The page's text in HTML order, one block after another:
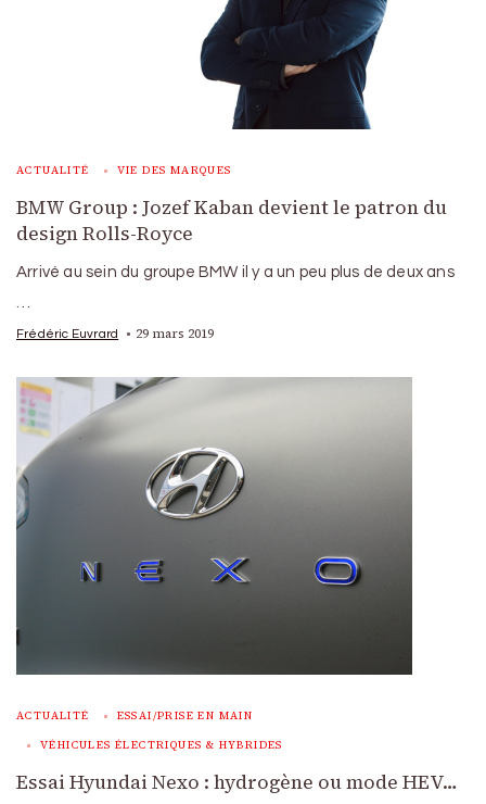
ACTUALITÉ VIE DES MARQUES
BMW Group : Jozef Kaban devient le patron du
design Rolls-Royce
Arrivé au sein du groupe BMW il y a un peu plus de deux ans
Frédéric Euvrard 29 mars 2019
ACTUALITÉ ESSAI/PRISE EN MAIN
VÉHICULES ÉLECTRIQUES & HYBRIDES
Essai Hyundai Nexo : hydrogène ou mode HEV…